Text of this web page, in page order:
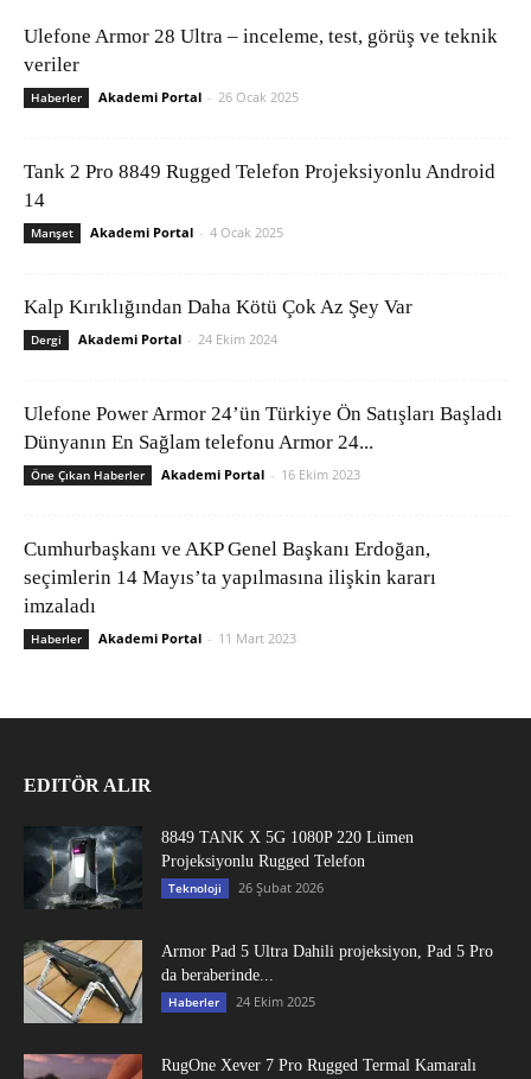
Ulefone Armor 28 Ultra – inceleme, test, görüş ve teknik
veriler
Haberler Akademi Portal - 26 Ocak 2025
Tank 2 Pro 8849 Rugged Telefon Projeksiyonlu Android
14
Manşet Akademi Portal - 4 Ocak 2025
Kalp Kırıklığından Daha Kötü Çok Az Şey Var
Dergi Akademi Portal - 24 Ekim 2024
Ulefone Power Armor 24’ün Türkiye Ön Satışları Başladı
Dünyanın En Sağlam telefonu Armor 24...
Öne Çıkan Haberler Akademi Portal - 16 Ekim 2023
Cumhurbaşkanı ve AKP Genel Başkanı Erdoğan,
seçimlerin 14 Mayıs’ta yapılmasına ilişkin kararı
imzaladı
Haberler Akademi Portal - 11 Mart 2023
EDITÖR ALIR
8849 TANK X 5G 1080P 220 Lümen
Projeksiyonlu Rugged Telefon
Teknoloji 26 Şubat 2026
Armor Pad 5 Ultra Dahili projeksiyon, Pad 5 Pro
da beraberinde...
Haberler 24 Ekim 2025
RugOne Xever 7 Pro Rugged Termal Kamaralı